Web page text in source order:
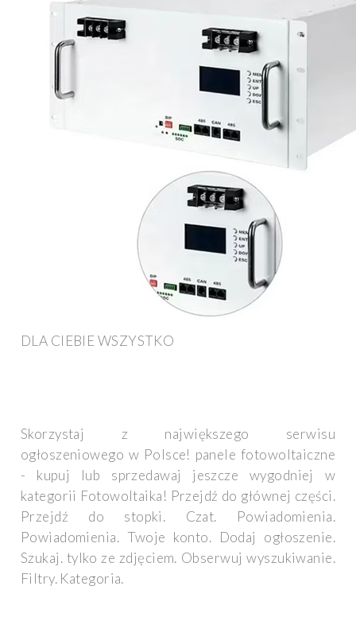
DLA CIEBIE WSZYSTKO
Skorzystaj z największego serwisu
ogłoszeniowego w Polsce! panele fotowoltaiczne
- kupuj lub sprzedawaj jeszcze wygodniej w
kategorii Fotowoltaika! Przejdź do głównej części.
Przejdź do stopki. Czat. Powiadomienia.
Powiadomienia. Twoje konto. Dodaj ogłoszenie.
Szukaj. tylko ze zdjęciem. Obserwuj wyszukiwanie.
Filtry. Kategoria.